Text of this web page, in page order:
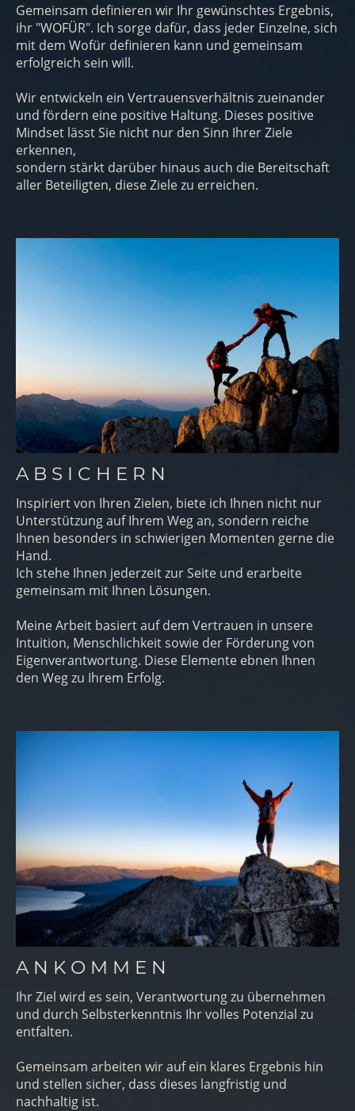
Gemeinsam definieren wir Ihr gewünschtes Ergebnis,
ihr "WOFÜR". Ich sorge dafür, dass jeder Einzelne, sich
mit dem Wofür definieren kann und gemeinsam
erfolgreich sein will.
Wir entwickeln ein Vertrauensverhältnis zueinander
und fördern eine positive Haltung. Dieses positive
Mindset lässt Sie nicht nur den Sinn Ihrer Ziele
erkennen,
sondern stärkt darüber hinaus auch die Bereitschaft
aller Beteiligten, diese Ziele zu erreichen.
A B S I C H E R N
Inspiriert von Ihren Zielen, biete ich Ihnen nicht nur
Unterstützung auf Ihrem Weg an, sondern reiche
Ihnen besonders in schwierigen Momenten gerne die
Hand.
Ich stehe Ihnen jederzeit zur Seite und erarbeite
gemeinsam mit Ihnen Lösungen.
Meine Arbeit basiert auf dem Vertrauen in unsere
Intuition, Menschlichkeit sowie der Förderung von
Eigenverantwortung. Diese Elemente ebnen Ihnen
den Weg zu Ihrem Erfolg.
A N K O M M E N
Ihr Ziel wird es sein, Verantwortung zu übernehmen
und durch Selbsterkenntnis Ihr volles Potenzial zu
entfalten.
Gemeinsam arbeiten wir auf ein klares Ergebnis hin
und stellen sicher, dass dieses langfristig und
nachhaltig ist.